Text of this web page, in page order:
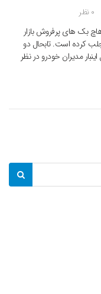
۰ نظر
به عنوان یکی از هاچ بک های پرفروش بازار
کرده است. تابحال دو
مدیران خودرو در نظر